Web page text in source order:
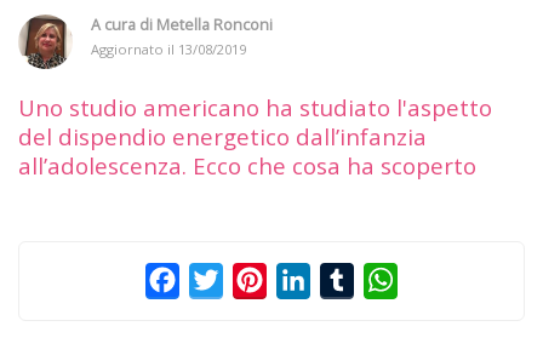
A cura di Metella Ronconi
Aggiornato il 13/08/2019
Uno studio americano ha studiato l'aspetto
del dispendio energetico dall’infanzia
all’adolescenza. Ecco che cosa ha scoperto
FacebookTwitterPinterestLinkedInTumblr